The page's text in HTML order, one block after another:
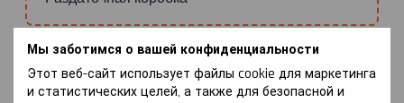
Мы заботимся о вашей конфиденциальности
Этот веб-сайт использует файлы cookie для маркетинга
и статистических целей, а также для безопасной и
Тип/объём двигателя:
Бензин или Дизель или Только 2.4(бензин)